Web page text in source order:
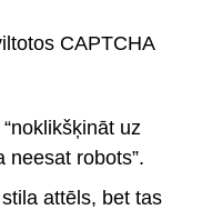
CAPTCHA
uz
neesat robots”.
attēls, bet tas